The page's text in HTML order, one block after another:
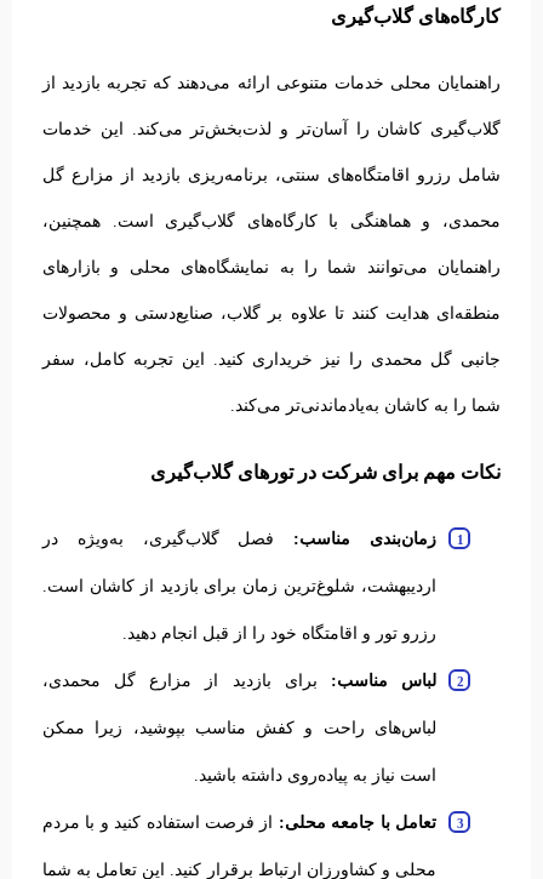
کارگاه‌های گلاب‌گیری
راهنمایان محلی خدمات متنوعی ارائه می‌دهند که تجربه بازدید از
گلاب‌گیری کاشان را آسان‌تر و لذت‌بخش‌تر می‌کند. این خدمات
شامل رزرو اقامتگاه‌های سنتی، برنامه‌ریزی بازدید از مزارع گل
محمدی، و هماهنگی با کارگاه‌های گلاب‌گیری است. همچنین،
راهنمایان می‌توانند شما را به نمایشگاه‌های محلی و بازارهای
منطقه‌ای هدایت کنند تا علاوه بر گلاب، صنایع‌دستی و محصولات
جانبی گل محمدی را نیز خریداری کنید. این تجربه کامل، سفر
شما را به کاشان به‌یادماندنی‌تر می‌کند.
نکات مهم برای شرکت در تورهای گلاب‌گیری
زمان‌بندی مناسب: فصل گلاب‌گیری، به‌ویژه در
اردیبهشت، شلوغ‌ترین زمان برای بازدید از کاشان است.
رزرو تور و اقامتگاه خود را از قبل انجام دهید.
لباس مناسب: برای بازدید از مزارع گل محمدی،
لباس‌های راحت و کفش مناسب بپوشید، زیرا ممکن
است نیاز به پیاده‌روی داشته باشید.
تعامل با جامعه محلی: از فرصت استفاده کنید و با مردم
محلی و کشاورزان ارتباط برقرار کنید. این تعامل به شما